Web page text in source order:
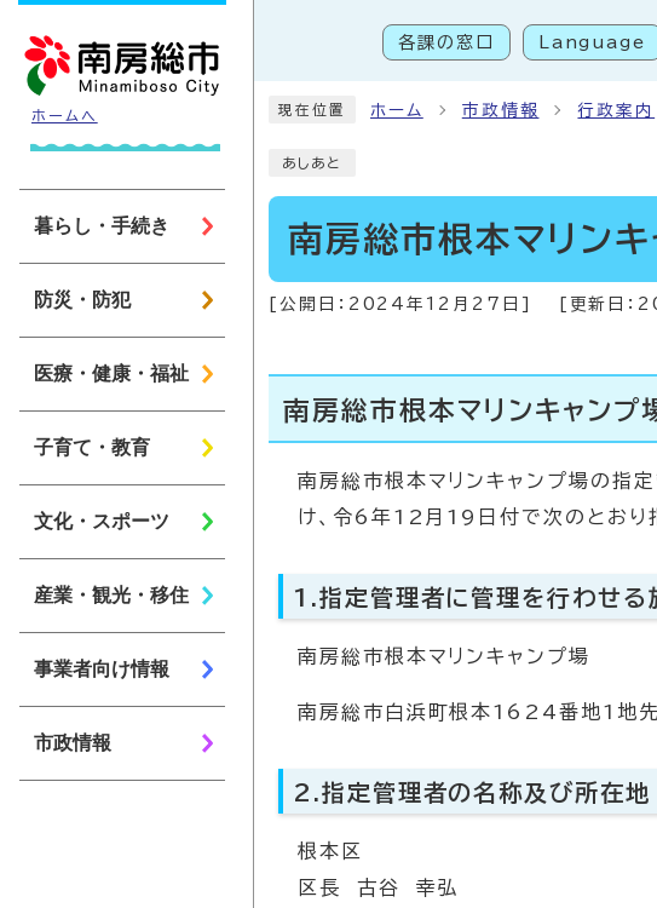
各課の窓口 Language
ホームへ
暮らし・手続き
防災・防犯
医療・健康・福祉
子育て・教育
文化・スポーツ
産業・観光・移住
事業者向け情報
市政情報
現在位置 ホーム 市政情報 行政案内
あしあと
南房総市根本マリン
[公開日： 2024年12月27日 [更新日：
南房総市根本マリンキャン
南房総市根本マリンキャンプ場の指
け、令6年12月19日付で次のとおり
1.指定管理者に管理を行わせる
南房総市根本マリンキャンプ場
南房総市白浜町根本1624番地1地先
2.指定管理者の名称及び所在地
根本区
区長 古谷 幸弘